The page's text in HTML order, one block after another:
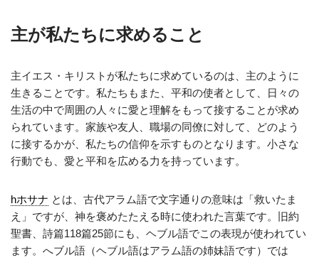
主が私たちに求めること
主イエス・キリストが私たちに求めているのは、主のように
生きることです。私たちもまた、平和の使者として、日々の
生活の中で周囲の人々に愛と理解をもって接することが求め
られています。家族や友人、職場の同僚に対して、どのよう
に接するかが、私たちの信仰を示すものとなります。小さな
行動でも、愛と平和を広める力を持っています。
hホサナ とは、古代アラム語で文字通りの意味は「救いたま
え」ですが、神を褒めたたえる時に使われた言葉です。旧約
聖書、詩篇118篇25節にも、ヘブル語でこの表現が使われてい
ます。へブル語（ヘブル語はアラム語の姉妹語です）では